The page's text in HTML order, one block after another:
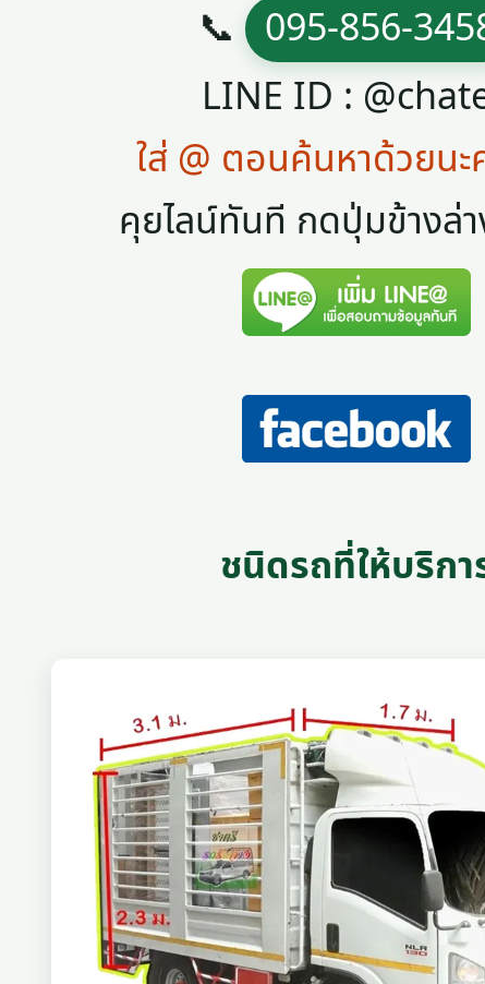
📞
095-856-
LINE ID :
ใส่ @ ตอนค้นหาด้วยน
คุยไลน์ทันที กดปุ่มข้างล่า
ชนิดรถที่ให้บริกา